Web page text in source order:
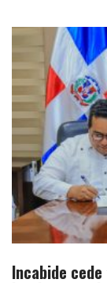
Incabide